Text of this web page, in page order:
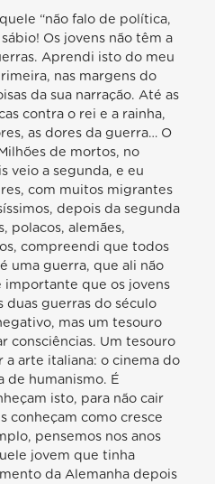
“não falo de política,
Os jovens não têm a
Aprendi isto do meu
nas margens do
da sua narração. Até as
contra o rei e a rainha,
as dores da guerra… O
de mortos, no
veio a segunda, e eu
com muitos migrantes
depois da segunda
polacos, alemães,
compreendi que todos
uma guerra, que ali não
importante que os jovens
duas guerras do século
mas um tesouro
consciências. Um tesouro
arte italiana: o cinema do
de humanismo. É
isto, para não cair
conheçam como cresce
pensemos nos anos
jovem que tinha
da Alemanha depois